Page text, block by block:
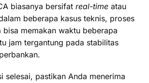
biasanya bersifat real-time atau
beberapa kasus teknis, proses
bisa memakan waktu beberapa
jam tergantung pada stabilitas
selesai, pastikan Anda menerima